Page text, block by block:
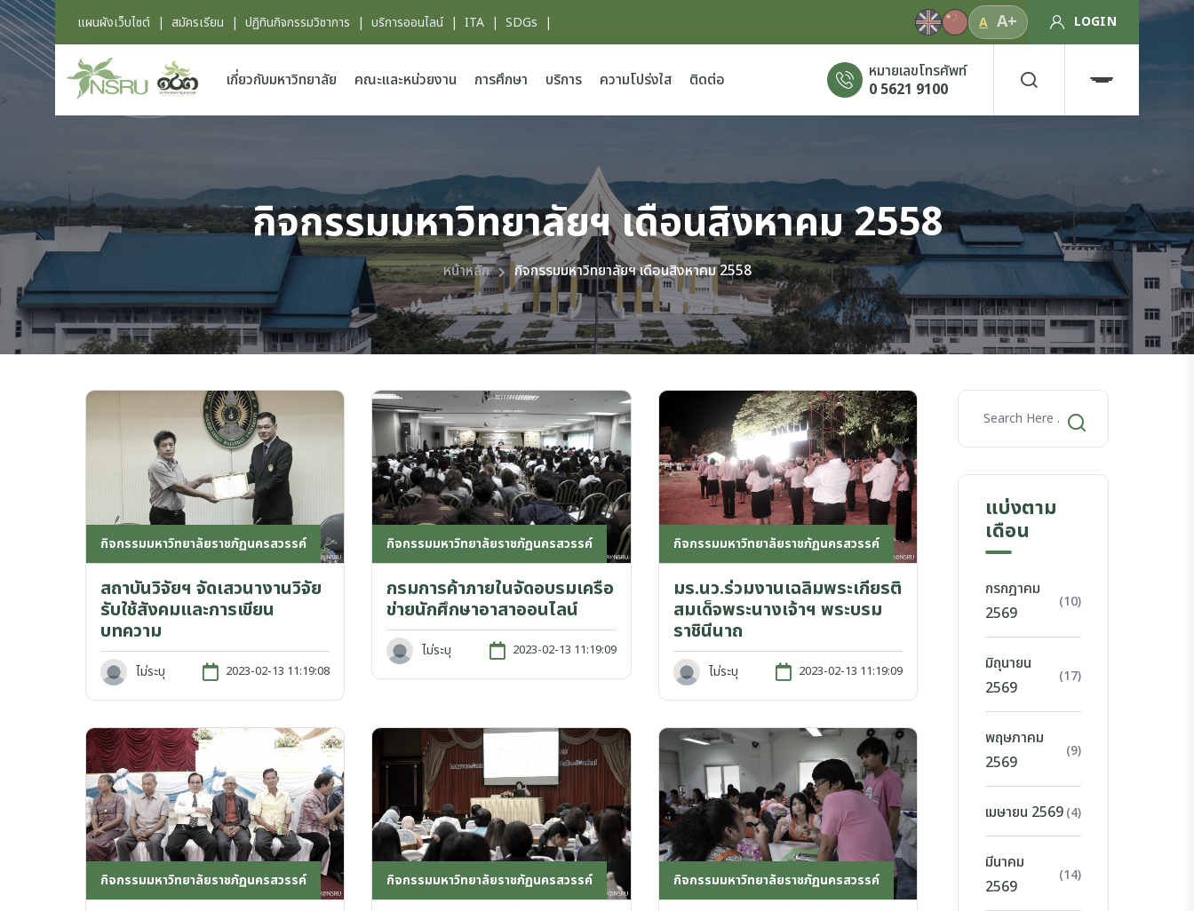
แผนผังเว็บไซต์ | สมัครเรียน | ปฏิทินกิจกรรมวิชาการ | บริการออนไลน์| ITA | SDGs | A A+ LOGIN
เกี่ยวกับมหาวิทยาลัย คณะและหน่วยงาน การศึกษา บริการ ความโปร่งใส ติดต่อ
หมายเลขโทรศัพท์
0 5621 9100
>
กิจกรรมมหาวิทยาลัยฯ เดือนสิงหาคม 2558
หน้าหลัก กิจกรรมมหาวิทยาลัยฯ เดือนสิงหาคม 2558
กิจกรรมมหาวิทยาลัยราชภัฏนครสวรรค์
สถาบันวิจัยฯ จัดเสวนางานวิจัย
รับใช้สังคมและการเขียน
บทความ
ไม่ระบุ 2023-02-13 11:19:08
กิจกรรมมหาวิทยาลัยราชภัฏนครสวรรค์
กรมการค้าภายในจัดอบรมเครือ
ข่ายนักศึกษาอาสาออนไลน์
ไม่ระบุ 2023-02-13 11:19:09
กิจกรรมมหาวิทยาลัยราชภัฏนครสวรรค์
มร.นว.ร่วมงานเฉลิมพระเกียรติ
สมเด็จพระนางเจ้าฯ พระบรม
ราชินีนาถ
ไม่ระบุ 2023-02-13 11:19:09
กิจกรรมมหาวิทยาลัยราชภัฏนครสวรรค์ กิจกรรมมหาวิทยาลัยราชภัฏนครสวรรค์ กิจกรรมมหาวิทยาลัยราชภัฏนครสวรรค์
แบ่งตาม
เดือน
กรกฎาคม
2569
(10)
มิถุนายน
2569
(17)
พฤษภาคม
2569
(9)
เมษายน 2569(4)
มีนาคม
2569
(14)